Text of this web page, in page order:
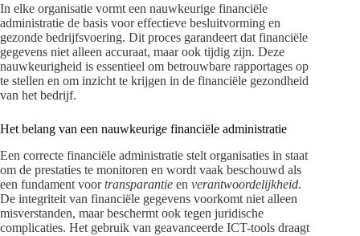
In elke organisatie vormt een nauwkeurige financiële
administratie de basis voor effectieve besluitvorming en
gezonde bedrijfsvoering. Dit proces garandeert dat financiële
gegevens niet alleen accuraat, maar ook tijdig zijn. Deze
nauwkeurigheid is essentieel om betrouwbare rapportages op
te stellen en om inzicht te krijgen in de financiële gezondheid
van het bedrijf.
Het belang van een nauwkeurige financiële administratie
Een correcte financiële administratie stelt organisaties in staat
om de prestaties te monitoren en wordt vaak beschouwd als
een fundament voortransparantie en verantwoordelijkheid.
De integriteit van financiële gegevens voorkomt niet alleen
misverstanden, maar beschermt ook tegen juridische
complicaties. Het gebruik van geavanceerde ICT-tools draagt